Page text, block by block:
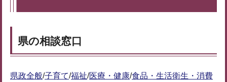
県の相談窓口
県政全般/子育て/福祉/医療・健康/食品・生活衛生・消費